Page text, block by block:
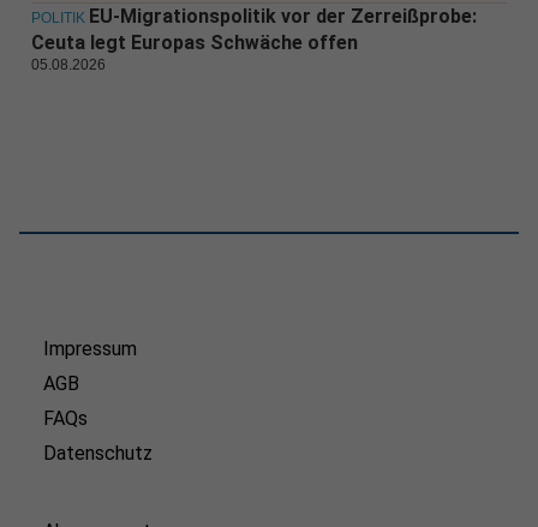
POLITIK EU-Migrationspolitik vor der Zerreißprobe:
Ceuta legt Europas Schwäche offen
05.08.2026
Impressum
AGB
FAQs
Datenschutz